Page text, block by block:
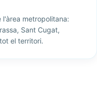
l'àrea metropolitana:
Sant Cugat,
el territori.